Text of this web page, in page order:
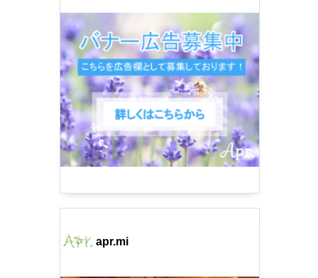
apr.mi